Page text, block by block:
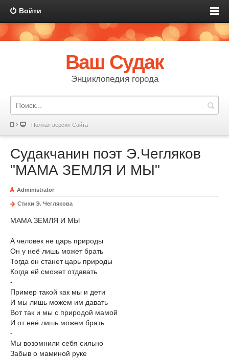
Войти
Ваш Судак
Энциклопедия города
Полная версия Сайта
Судакчанин поэт Э.Чегляков
"МАМА ЗЕМЛЯ И МЫ"
Administrator
Стихи Э. Чеглякова
МАМА ЗЕМЛЯ И МЫ
А человек не царь природы
Он у неё лишь может брать
Тогда он станет царь природы
Когда ей сможет отдавать
-
Пример такой как мы и дети
И мы лишь можем им давать
Вот так и мы с природой мамой
И от неё лишь можем брать
-
Мы возомнили себя сильно
Забыв о маминой руке